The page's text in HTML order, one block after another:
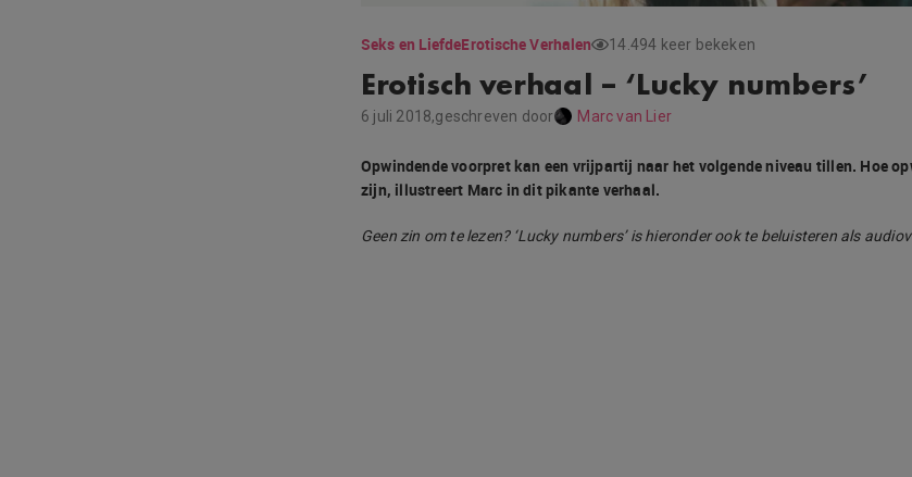
Seks en LiefdeErotische Verhalen 14.494 keer bekeken
Erotisch verhaal – ‘Lucky numbers’
6 juli 2018,geschreven door Marc van Lier
Opwindende voorpret kan een vrijpartij naar het volgende niveau tillen. Hoe
zijn, illustreert Marc in dit pikante verhaal.
Geen zin om te lezen? ‘Lucky numbers’ is hieronder ook te beluisteren als